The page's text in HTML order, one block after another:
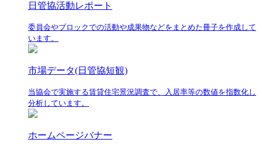
日管協活動レポート
委員会やブロックでの活動や成果物などをまとめた冊子を作成して
います。
市場データ(日管協短観)
当協会で実施する賃貸住宅景況調査で、入居率等の数値を指数化し
分析しています。
ホームページバナー